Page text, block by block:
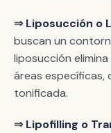
⇒Liposucción o
buscan un
liposucción
áreas específicas,
tonificada.
⇒Lipofilling o